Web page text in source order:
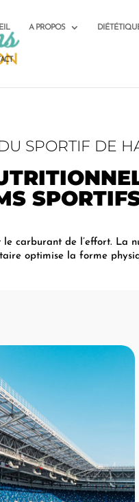
A PROPOS
SPORTIF DE
le carburant de l’effort.
optimise la forme